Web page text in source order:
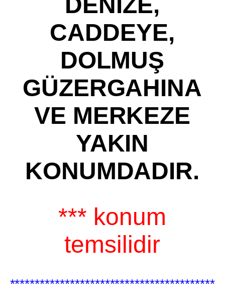
CADDEYE,
DOLMUŞ
GÜZERGAHINA
VE MERKEZE
YAKIN
KONUMDADIR.
*** konum
temsilidir
*****************************************